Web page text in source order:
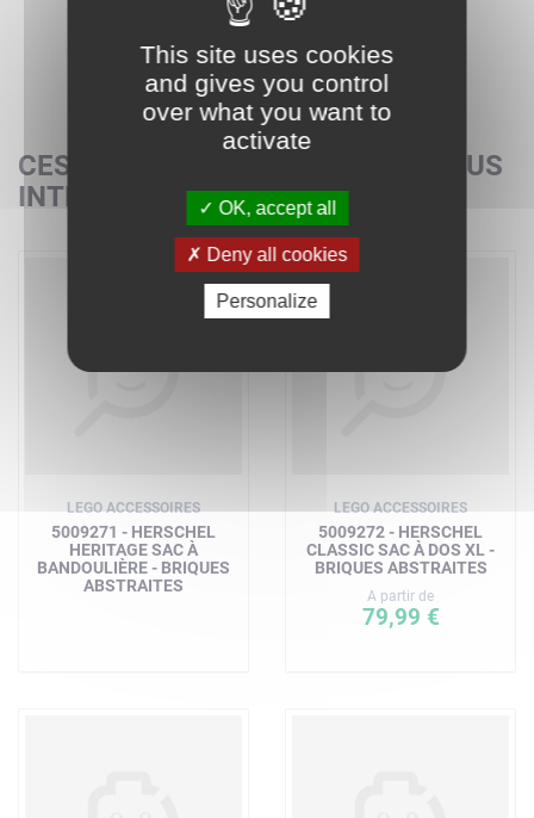
CES SETS POURRAIENT AUSSI VOUS
INTÉRESSER
LEGO ACCESSOIRES
5009271 - HERSCHEL
HERITAGE SAC À
BANDOULIÈRE - BRIQUES
ABSTRAITES
LEGO ACCESSOIRES
5009272 - HERSCHEL
CLASSIC SAC À DOS XL -
BRIQUES ABSTRAITES
A partir de
79,99 €
This site uses cookies
and gives you control
over what you want to
activate
OK, accept all
Deny all cookies
Personalize